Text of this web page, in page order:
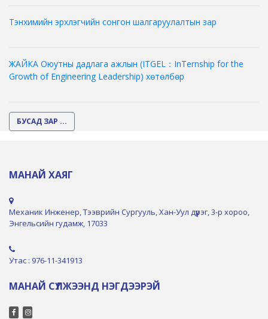
Тэнхимийн эрхлэгчийн сонгон шалгаруулалтын зар
ЖАЙКА Оюутны дадлага ажлын (ITGEL：InTernship for the
Growth of Engineering Leadership) хөтөлбөр
БУСАД ЗАР ...
МАНАЙ ХАЯГ
Механик Инженер, Тээврийн Сургууль, Хан-Уул дүүрэг, 3-р хороо,
Энгельсийн гудамж, 17033
Утас : 976-11-341913
МАНАЙ СҮЛЖЭЭНД НЭГДЭЭРЭЙ